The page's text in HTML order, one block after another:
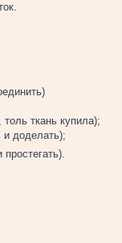
ткань купила);
доделать);